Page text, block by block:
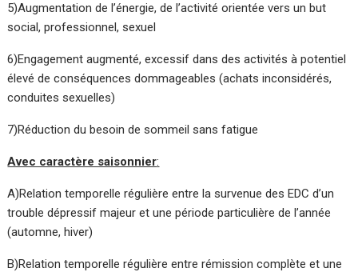
5)Augmentation de l’énergie, de l’activité orientée vers un but
social, professionnel, sexuel
6)Engagement augmenté, excessif dans des activités à potentiel
élevé de conséquences dommageables (achats inconsidérés,
conduites sexuelles)
7)Réduction du besoin de sommeil sans fatigue
Avec caractère saisonnier:
A)Relation temporelle régulière entre la survenue des EDC d’un
trouble dépressif majeur et une période particulière de l’année
(automne, hiver)
B)Relation temporelle régulière entre rémission complète et une